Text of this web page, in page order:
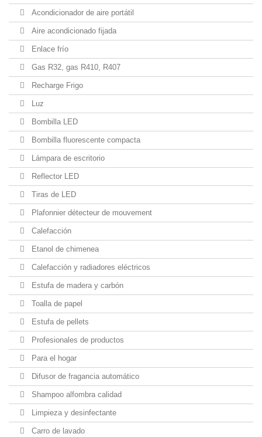
Acondicionador de aire portátil
Aire acondicionado fijada
Enlace frío
Gas R32, gas R410, R407
Recharge Frigo
Luz
Bombilla LED
Bombilla fluorescente compacta
Lámpara de escritorio
Reflector LED
Tiras de LED
Plafonnier détecteur de mouvement
Calefacción
Etanol de chimenea
Calefacción y radiadores eléctricos
Estufa de madera y carbón
Toalla de papel
Estufa de pellets
Profesionales de productos
Para el hogar
Difusor de fragancia automático
Shampoo alfombra calidad
Limpieza y desinfectante
Carro de lavado